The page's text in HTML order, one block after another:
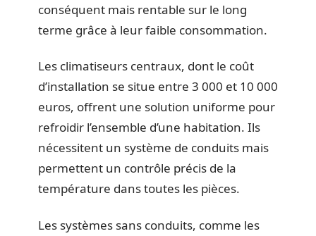
conséquent mais rentable sur le long
terme grâce à leur faible consommation.
Les climatiseurs centraux, dont le coût
d’installation se situe entre 3 000 et 10 000
euros, offrent une solution uniforme pour
refroidir l’ensemble d’une habitation. Ils
nécessitent un système de conduits mais
permettent un contrôle précis de la
température dans toutes les pièces.
Les systèmes sans conduits, comme les